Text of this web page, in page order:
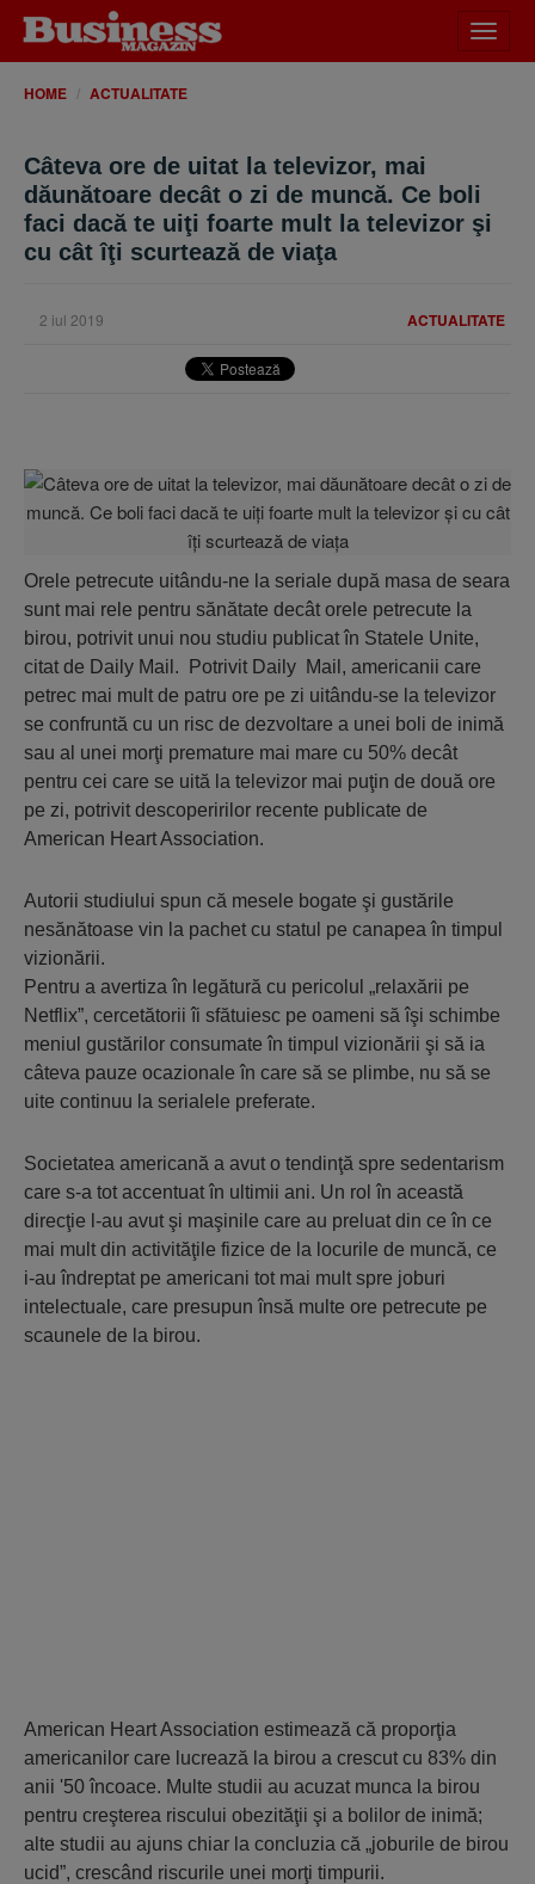
meniu
HOME ACTUALITATE
Câteva ore de uitat la televizor, mai
dăunătoare decât o zi de muncă. Ce boli
faci dacă te uiţi foarte mult la televizor şi
cu cât îţi scurtează de viaţa
ACTUALITATE
2 iul 2019
Orele petrecute uitându-ne la seriale după masa de seara
sunt mai rele pentru sănătate decât orele petrecute la
birou, potrivit unui nou studiu publicat în Statele Unite,
citat de Daily Mail. Potrivit Daily Mail, americanii care
petrec mai mult de patru ore pe zi uitându-se la televizor
se confruntă cu un risc de dezvoltare a unei boli de inimă
sau al unei morţi premature mai mare cu 50% decât
pentru cei care se uită la televizor mai puţin de două ore
pe zi, potrivit descoperirilor recente publicate de
American Heart Association.
Autorii studiului spun că mesele bogate şi gustările
nesănătoase vin la pachet cu statul pe canapea în timpul
vizionării.
Pentru a avertiza în legătură cu pericolul „relaxării pe
Netflix”, cercetătorii îi sfătuiesc pe oameni să îşi schimbe
meniul gustărilor consumate în timpul vizionării şi să ia
câteva pauze ocazionale în care să se plimbe, nu să se
uite continuu la serialele preferate.
Societatea americană a avut o tendinţă spre sedentarism
care s-a tot accentuat în ultimii ani. Un rol în această
direcţie l-au avut şi maşinile care au preluat din ce în ce
mai mult din activităţile fizice de la locurile de muncă, ce
i-au îndreptat pe americani tot mai mult spre joburi
intelectuale, care presupun însă multe ore petrecute pe
scaunele de la birou.
American Heart Association estimează că proporţia
americanilor care lucrează la birou a crescut cu 83% din
anii '50 încoace. Multe studii au acuzat munca la birou
pentru creşterea riscului obezităţii şi a bolilor de inimă;
alte studii au ajuns chiar la concluzia că „joburile de birou
ucid”, crescând riscurile unei morţi timpurii.